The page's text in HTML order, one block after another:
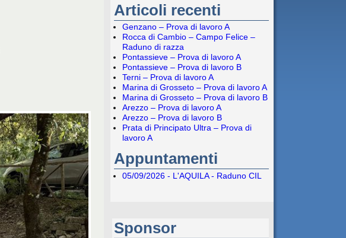
Articoli recenti
Genzano – Prova di lavoro A
Rocca di Cambio – Campo Felice –
Raduno di razza
Pontassieve – Prova di lavoro A
Pontassieve – Prova di lavoro B
Terni – Prova di lavoro A
Marina di Grosseto – Prova di lavoro A
Marina di Grosseto – Prova di lavoro B
Arezzo – Prova di lavoro A
Arezzo – Prova di lavoro B
Prata di Principato Ultra – Prova di
lavoro A
Appuntamenti
05/09/2026 - L'AQUILA - Raduno CIL
Sponsor